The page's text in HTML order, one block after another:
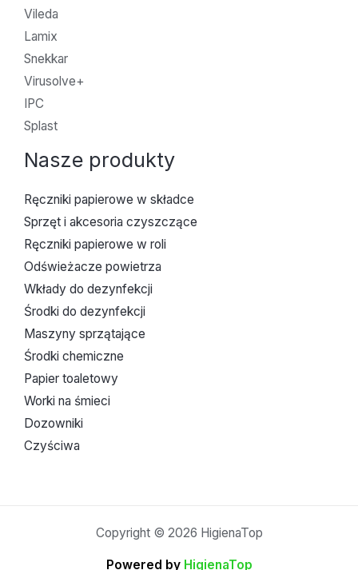
Vileda
Lamix
Snekkar
Virusolve+
IPC
Splast
Nasze produkty
Ręczniki papierowe w składce
Sprzęt i akcesoria czyszczące
Ręczniki papierowe w roli
Odświeżacze powietrza
Wkłady do dezynfekcji
Środki do dezynfekcji
Maszyny sprzątające
Środki chemiczne
Papier toaletowy
Worki na śmieci
Dozowniki
Czyściwa
Copyright © 2026 HigienaTop
Powered byHigienaTop